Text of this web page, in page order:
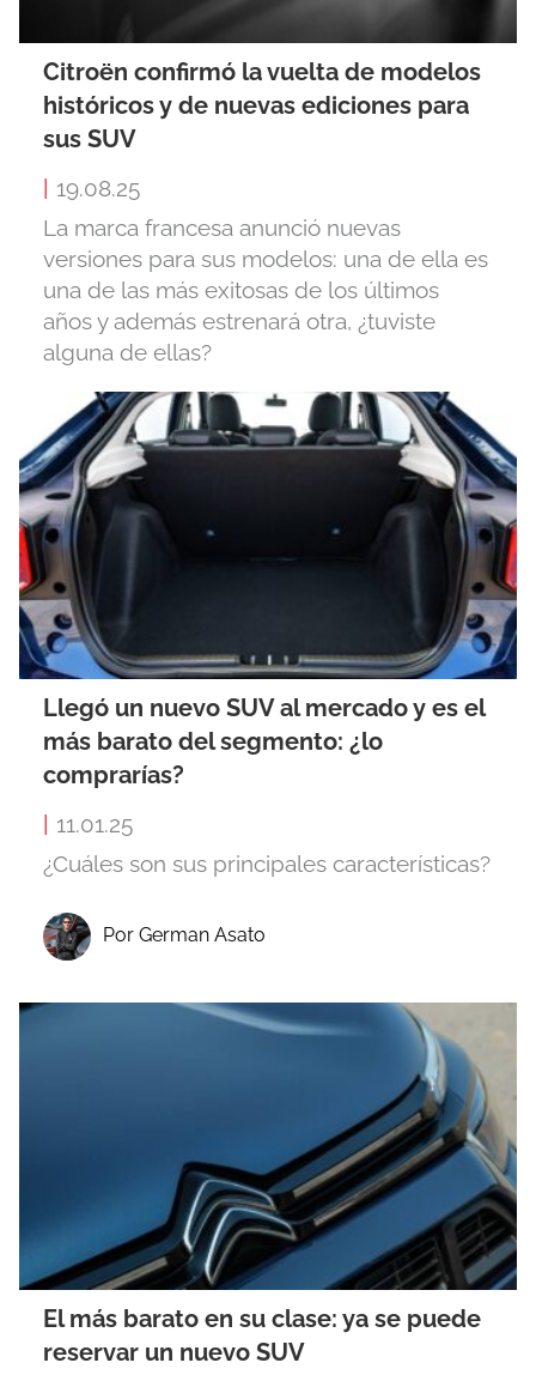
Citroën confirmó la vuelta de modelos
históricos y de nuevas ediciones para
sus SUV
19.08.25
La marca francesa anunció nuevas
versiones para sus modelos: una de ella es
una de las más exitosas de los últimos
años y además estrenará otra, ¿tuviste
alguna de ellas?
Llegó un nuevo SUV al mercado y es el
más barato del segmento: ¿lo
comprarías?
11.01.25
¿Cuáles son sus principales características?
Por German Asato
El más barato en su clase: ya se puede
reservar un nuevo SUV